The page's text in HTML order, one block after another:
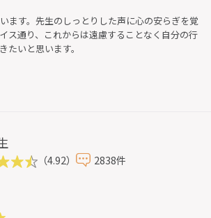
ます。先生のしっとりした声に心の安らぎを覚
ス通り、これからは遠慮することなく自分の行
たいと思います。
（4.92） 2838件